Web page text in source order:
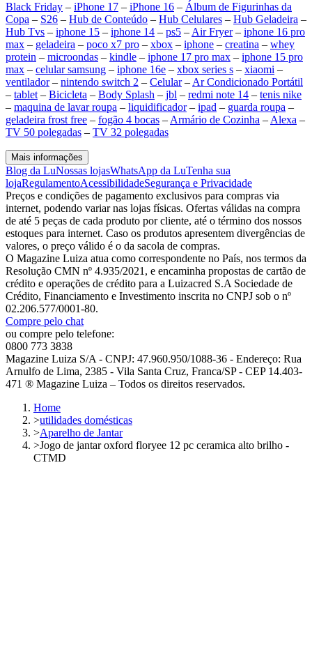
Black Friday – iPhone 17 – iPhone 16 – Álbum de Figurinhas da
Copa – S26 – Hub de Conteúdo – Hub Celulares – Hub Geladeira –
Hub Tvs – iphone 15 – iphone 14 – ps5 – Air Fryer– iphone 16 pro
max – geladeira – poco x7 pro – xbox – iphone – creatina – whey
protein – microondas – kindle – iphone 17 pro max – iphone 15 pro
max – celular samsung – iphone 16e – xbox series s – xiaomi –
ventilador– nintendo switch 2 – Celular– Ar Condicionado Portátil
– tablet – Bicicleta – Body Splash – jbl – redmi note 14 – tenis nike
– maquina de lavar roupa – liquidificador– ipad – guarda roupa –
geladeira frost free – fogão 4 bocas – Armário de Cozinha – Alexa –
TV 50 polegadas – TV 32 polegadas
Mais informações
Blog da LuNossas lojasWhatsApp da LuTenha sua
lojaRegulamentoAcessibilidadeSegurança e Privacidade
Preços e condições de pagamento exclusivos para compras via
internet, podendo variar nas lojas físicas. Ofertas válidas na compra
de até 5 peças de cada produto por cliente, até o término dos nossos
estoques para internet. Caso os produtos apresentem divergências de
valores, o preço válido é o da sacola de compras.
O Magazine Luiza atua como correspondente no País, nos termos da
Resolução CMN nº 4.935/2021, e encaminha propostas de cartão de
crédito e operações de crédito para a Luizacred S.A Sociedade de
Crédito, Financiamento e Investimento inscrita no CNPJ sob o nº
02.206.577/0001-80.
Compre pelo chat
ou compre pelo telefone:
0800 773 3838
Magazine Luiza S/A - CNPJ: 47.960.950/1088-36 - Endereço: Rua
Arnulfo de Lima, 2385 - Vila Santa Cruz, Franca/SP - CEP 14.403-
471 ® Magazine Luiza – Todos os direitos reservados.
Home
>utilidades domésticas
>Aparelho de Jantar
>Jogo de jantar oxford floryee 12 pc ceramica alto brilho -
CTMD